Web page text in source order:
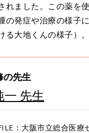
れました。この薬を
の発症や治療の様子
大地くんの様子）。
の先生
一 先生
：大阪市立総合医療